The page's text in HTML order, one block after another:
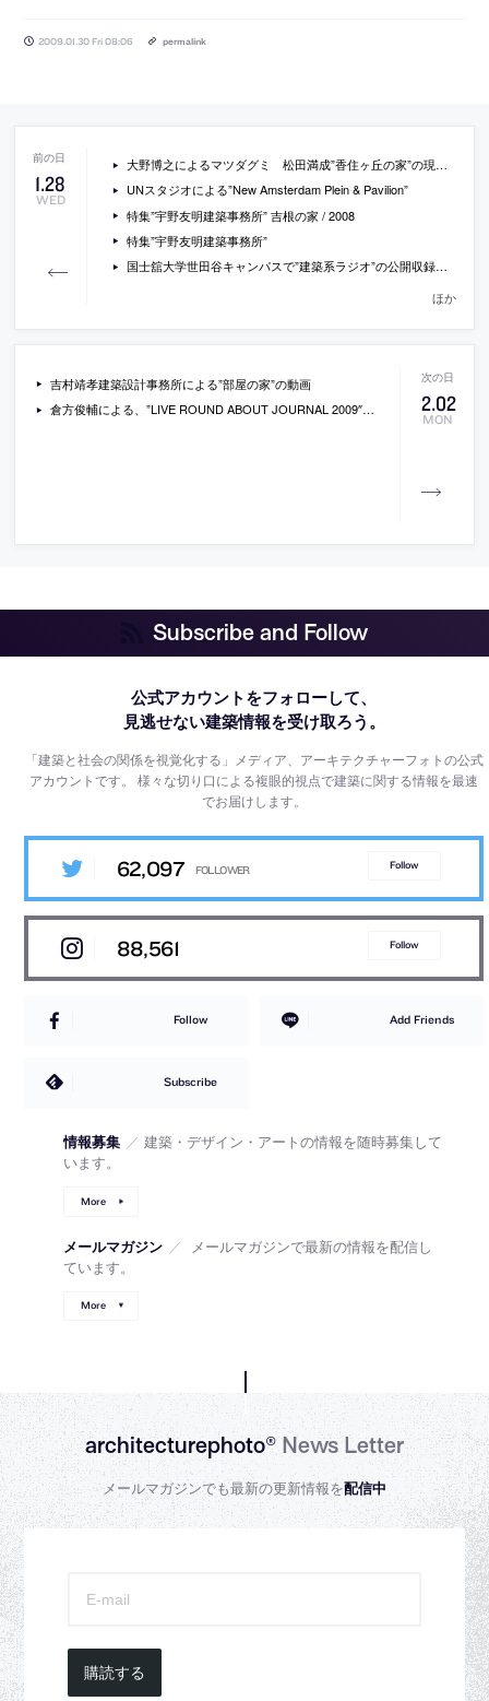
2009.01.30 Fri 08:06 permalink
1.28
WED
大野博之によるマツダグミ 松田満成”香住ヶ丘の家”の現場写真
UNスタジオによる”New Amsterdam Plein & Pavilion”
特集”宇野友明建築事務所” 吉根の家 / 2008
特集”宇野友明建築事務所”
国士舘大学世田谷キャンパスで”建築系ラジオ”の公開収録が開催[2009/2/6]
ほか
2.02
MON
吉村靖孝建築設計事務所による”部屋の家”の動画
倉方俊輔による、”LIVE ROUND ABOUT JOURNAL 2009″の速報
Subscribe and Follow
公式アカウントをフォローして、
見逃せない建築情報を受け取ろう。
「建築と社会の関係を視覚化する」メディア、アーキテクチャーフォトの公式
アカウントです。様々な切り口による複眼的視点で建築に関する情報を最速
でお届けします。
62,097 Follow
88,561 Follow
Follow Add Friends
Subscribe
情報募集 ／ 建築・デザイン・アートの情報を随時募集して
います。
More
メールマガジン ／
メールマガジンで最新の情報を配信し
ています。
More
architecturephoto®News Letter
メールマガジンでも最新の更新情報を配信中
購読する